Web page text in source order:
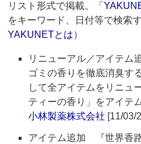
リスト形式で掲載。「
をキーワード、日付等で検索
YAKUNETとは）
リニューアル／アイテ
ゴミの香りを徹底消臭す
して全アイテムをリニュ
ティーの香り」をアイテ
小林製薬株式会社 [11/03/
アイテム追加 『世界香